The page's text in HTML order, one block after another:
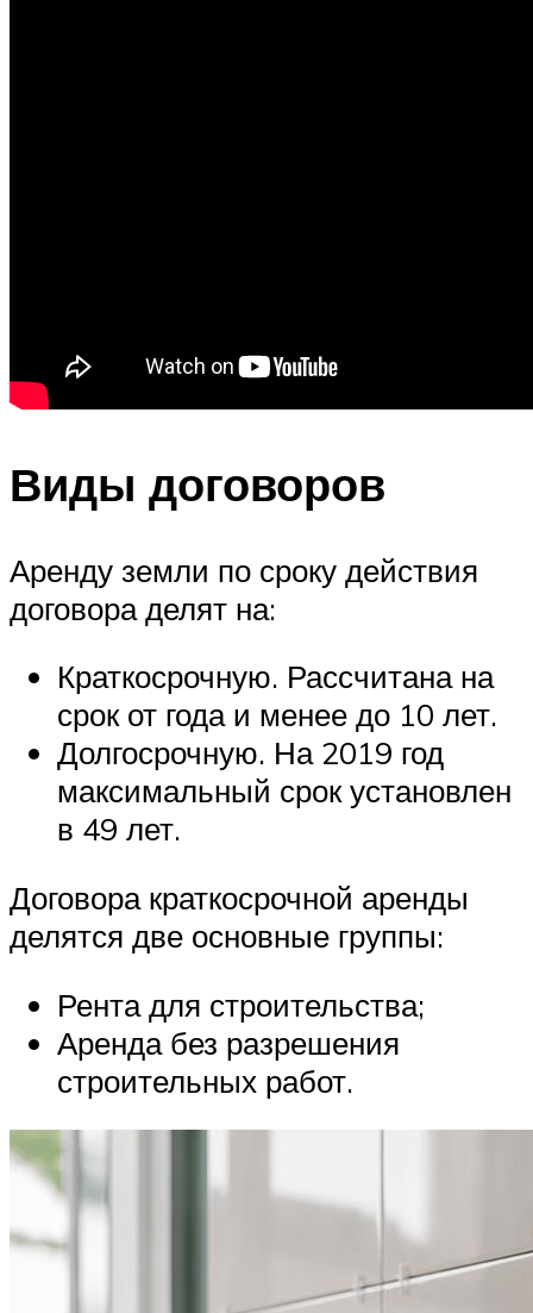
Виды договоров
Аренду земли по сроку действия
договора делят на:
Краткосрочную. Рассчитана на
срок от года и менее до 10 лет.
Долгосрочную. На 2019 год
максимальный срок установлен
в 49 лет.
Договора краткосрочной аренды
делятся две основные группы:
Рента для строительства;
Аренда без разрешения
строительных работ.